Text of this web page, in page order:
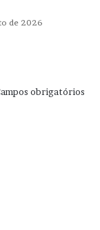
de 2026
obrigatórios